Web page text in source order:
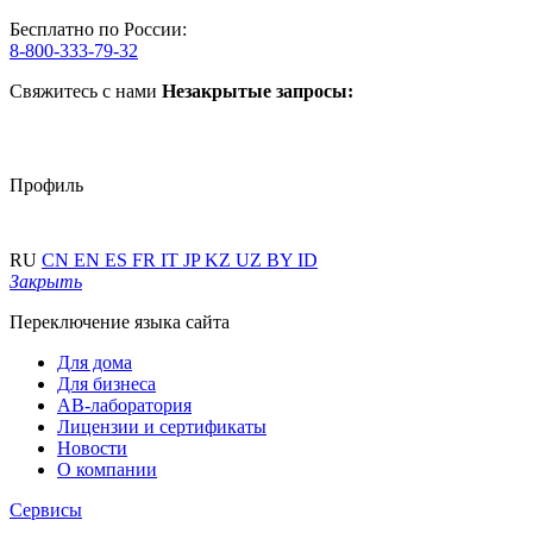
Бесплатно по России:
8-800-333-79-32
Свяжитесь с нами Незакрытые запросы:
Профиль
RU CN EN ES FR IT JPKZ UZ BY ID
Закрыть
Переключение языка сайта
Для дома
Для бизнеса
АВ-лаборатория
Лицензии и сертификаты
Новости
О компании
Сервисы